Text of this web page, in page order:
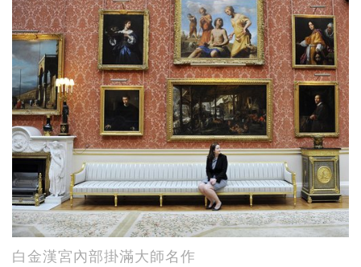
白金漢宮內部掛滿大師名作